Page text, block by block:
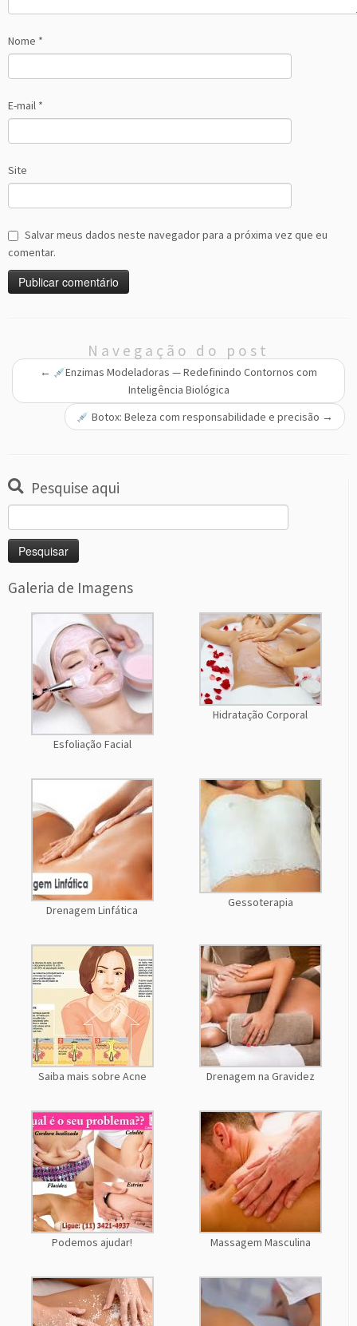
Nome *
E-mail *
Site
Salvar meus dados neste navegador para a próxima vez que eu
comentar.
Navegação do post
←
Enzimas Modeladoras — Redefinindo Contornos com
Inteligência Biológica
Botox: Beleza com responsabilidade e precisão →
Pesquise aqui
Galeria de Imagens
Esfoliação Facial
Hidratação Corporal
Drenagem Linfática
Gessoterapia
Saiba mais sobre Acne Drenagem na Gravidez
Podemos ajudar! Massagem Masculina